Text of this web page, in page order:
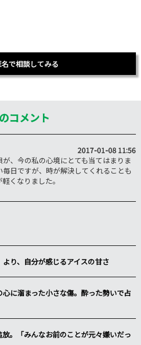
名で相談してみる
コメント
2017-01-08 11:56
、今の私の心境にとても当てはまりま
日ですが、時が解決してくれることも
くなりました。
り、自分が感じるアイスの甘さ
心に溜まった小さな傷。酔った勢いで占
。「みんなお前のことが元々嫌いだっ